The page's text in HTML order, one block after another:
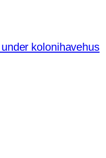
kolonihavehus